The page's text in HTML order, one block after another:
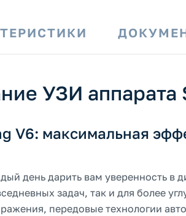
УЗИ аппарата
V6: максимальная
день дарить вам уверенность в
задач, так и для более
передовые технологии